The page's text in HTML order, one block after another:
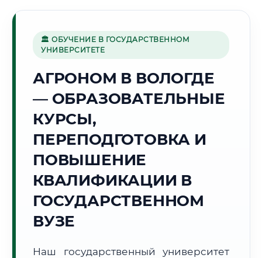
❄️
Г. ВОЛОГДА
01:21:44
Воскресенье, 9 Августа
2026 г.
Погода в г. Вологда: 🌧️ +14°C, Небольшой дождь
🌅 Восход: 04:24 🌇 Закат:20:27
🏛 ОБУЧЕНИЕ В ГОСУДАРСТВЕННОМ
УНИВЕРСИТЕТЕ
АГРОНОМ В ВОЛОГДЕ
— ОБРАЗОВАТЕЛЬНЫЕ
КУРСЫ,
ПЕРЕПОДГОТОВКА И
ПОВЫШЕНИЕ
КВАЛИФИКАЦИИ В
ГОСУДАРСТВЕННОМ
ВУЗЕ
Наш государственный университет